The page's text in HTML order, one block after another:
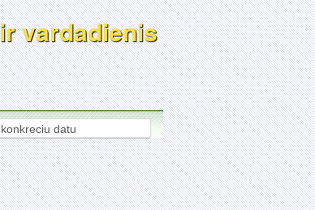
vardadienis
datu